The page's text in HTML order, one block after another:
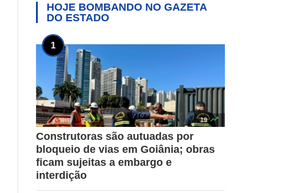
HOJE BOMBANDO NO GAZETA
DO ESTADO
19 
Construtoras são autuadas por
bloqueio de vias em Goiânia; obras
ficam sujeitas a embargo e
interdição